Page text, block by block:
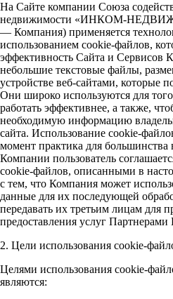
На Сайте компании Союза
недвижимости «ИНКОМ-
— Компания) применяется
использованием cookie-файлов,
эффективность Сайта и Сервисов
небольшие текстовые файлы,
устройстве веб-сайтами, которые
Они широко используются для
работать эффективнее, а также,
необходимую информацию
сайта. Использование cookie-
момент практика для
Компании пользователь
cookie-файлов, описанными в
с тем, что Компания может
данные для их последующей
передавать их третьим лицам для
предоставления услуг
2. Цели использования cookie-
Целями использования cookie-
являются: